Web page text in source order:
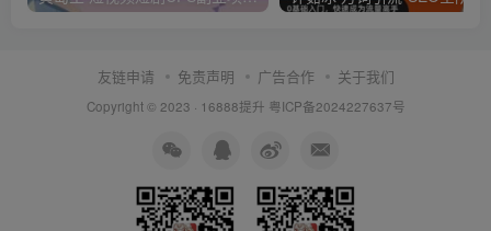
友链申请 免责声明 广告合作 关于我们
Copyright © 2023 · 16888提升 粤ICP备2024227637号